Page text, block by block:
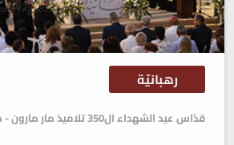
رهبانيّة
قدّاس عيد الشهداء ال350 تلاميذ مار مارون - مجدل المعوش